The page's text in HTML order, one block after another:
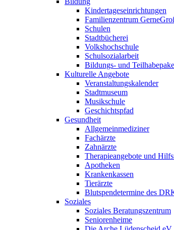
Kindertageseinrichtungen
Familienzentrum
Schulen
Stadtbücherei
Volkshochschule
Schulsozialarbeit
Bildungs- und
Kulturelle Angebote
Veranstaltungskalender
Stadtmuseum
Musikschule
Geschichtspfad
Gesundheit
Allgemeinmediziner
Fachärzte
Zahnärzte
Therapieangebote und
Apotheken
Krankenkassen
Tierärzte
Blutspendetermine des
Soziales
Soziales Beratungszentrum
Seniorenheime